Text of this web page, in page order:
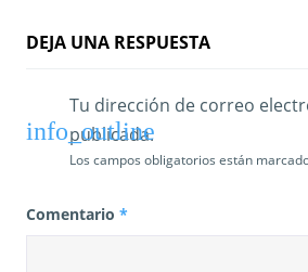
DEJA UNA RESPUESTA
Tu dirección de correo
publicada.
Los campos obligatorios están
Comentario *